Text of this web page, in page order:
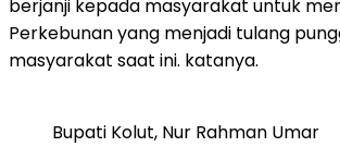
berjanji kepada masyarakat untuk
Perkebunan yang menjadi tulang
masyarakat saat ini. katanya.
Bupati Kolut, Nur Rahman Umar